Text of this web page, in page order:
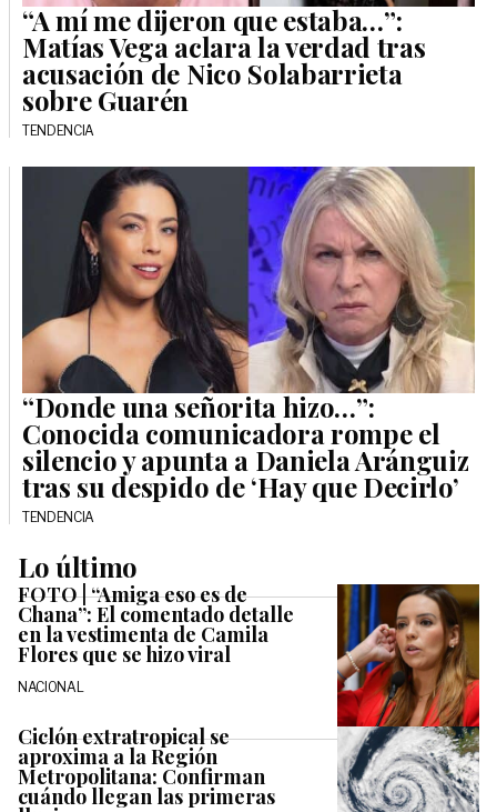
“A mí me dijeron que estaba…”:
Matías Vega aclara la verdad tras
acusación de Nico Solabarrieta
sobre Guarén
TENDENCIA
“Donde una señorita hizo…”:
Conocida comunicadora rompe el
silencio y apunta a Daniela Aránguiz
tras su despido de ‘Hay que Decirlo’
TENDENCIA
Lo último
FOTO | “Amiga eso es de
Chana”: El comentado detalle
en la vestimenta de Camila
Flores que se hizo viral
NACIONAL
Ciclón extratropical se
aproxima a la Región
Metropolitana: Confirman
cuándo llegan las primeras